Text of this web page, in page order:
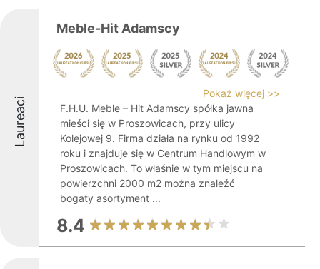
Laureaci
Meble-Hit Adamscy
Pokaż więcej >>
F.H.U. Meble – Hit Adamscy spółka jawna
mieści się w Proszowicach, przy ulicy
Kolejowej 9. Firma działa na rynku od 1992
roku i znajduje się w Centrum Handlowym w
Proszowicach. To właśnie w tym miejscu na
powierzchni 2000 m2 można znaleźć
bogaty asortyment ...
8.4